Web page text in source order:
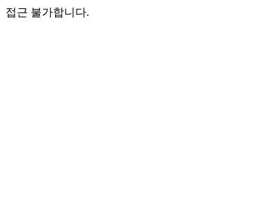
접근 불가합니다.